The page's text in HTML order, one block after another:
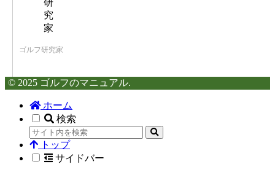
ゴルフ研究家
© 2025 ゴルフのマニュアル.
ホーム
検索
トップ
サイドバー